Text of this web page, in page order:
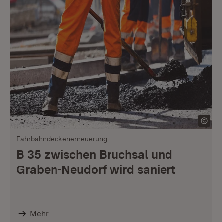
Fahrbahndeckenerneuerung
B 35 zwischen Bruchsal und
Graben-Neudorf wird saniert
Mehr